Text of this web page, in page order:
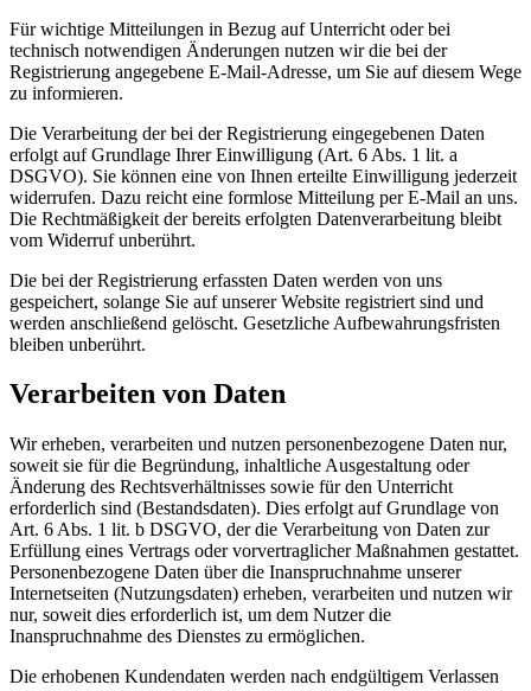
Für wichtige Mitteilungen in Bezug auf Unterricht oder bei
technisch notwendigen Änderungen nutzen wir die bei der
Registrierung angegebene E-Mail-Adresse, um Sie auf diesem Wege
zu informieren.
Die Verarbeitung der bei der Registrierung eingegebenen Daten
erfolgt auf Grundlage Ihrer Einwilligung (Art. 6 Abs. 1 lit. a
DSGVO). Sie können eine von Ihnen erteilte Einwilligung jederzeit
widerrufen. Dazu reicht eine formlose Mitteilung per E-Mail an uns.
Die Rechtmäßigkeit der bereits erfolgten Datenverarbeitung bleibt
vom Widerruf unberührt.
Die bei der Registrierung erfassten Daten werden von uns
gespeichert, solange Sie auf unserer Website registriert sind und
werden anschließend gelöscht. Gesetzliche Aufbewahrungsfristen
bleiben unberührt.
Verarbeiten von Daten
Wir erheben, verarbeiten und nutzen personenbezogene Daten nur,
soweit sie für die Begründung, inhaltliche Ausgestaltung oder
Änderung des Rechtsverhältnisses sowie für den Unterricht
erforderlich sind (Bestandsdaten). Dies erfolgt auf Grundlage von
Art. 6 Abs. 1 lit. b DSGVO, der die Verarbeitung von Daten zur
Erfüllung eines Vertrags oder vorvertraglicher Maßnahmen gestattet.
Personenbezogene Daten über die Inanspruchnahme unserer
Internetseiten (Nutzungsdaten) erheben, verarbeiten und nutzen wir
nur, soweit dies erforderlich ist, um dem Nutzer die
Inanspruchnahme des Dienstes zu ermöglichen.
Die erhobenen Kundendaten werden nach endgültigem Verlassen